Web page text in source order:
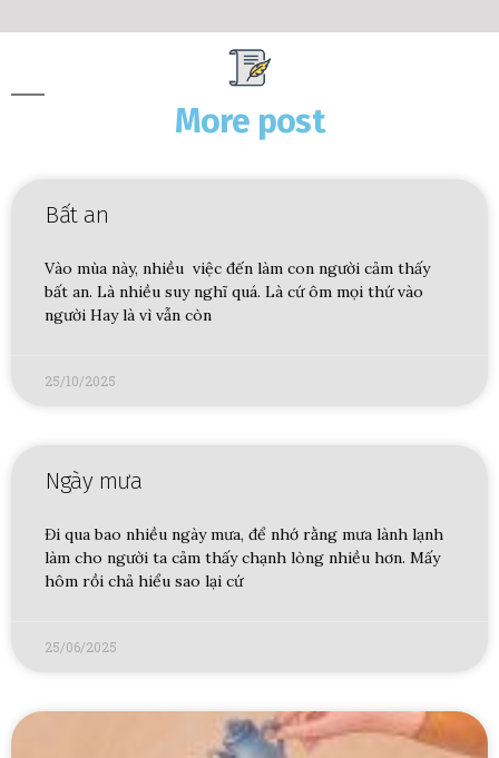
More post
Bất an
Vào mùa này, nhiều việc đến làm con người cảm thấy
bất an. Là nhiều suy nghĩ quá. Là cứ ôm mọi thứ vào
người Hay là vì vẫn còn
25/10/2025
Ngày mưa
Đi qua bao nhiều ngày mưa, để nhớ rằng mưa lành lạnh
làm cho người ta cảm thấy chạnh lòng nhiều hơn. Mấy
hôm rồi chả hiểu sao lại cứ
25/06/2025